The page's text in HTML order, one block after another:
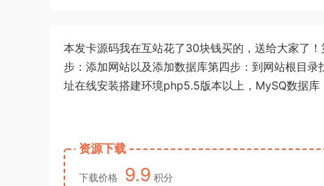
本发卡源码我在互站花了30块钱买的，送给大家了
步：添加网站以及添加数据库第四步：到网站根目
址在线安装搭建环境php5.5版本以上，MySQ数据库
资源下载
下载价格 9.9 积分